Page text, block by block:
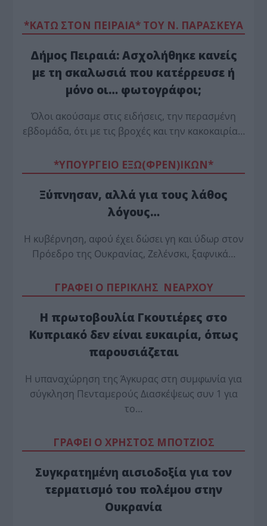
*ΚΑΤΩ ΣΤΟΝ ΠΕΙΡΑΙΑ* ΤΟΥ Ν. ΠΑΡΑΣΚΕΥΑ
Δήμος Πειραιά: Ασχολήθηκε κανείς
με τη σκαλωσιά που κατέρρευσε ή
μόνο οι… φωτογράφοι;
Όλοι ακούσαμε στις ειδήσεις, την περασμένη
εβδομάδα, ότι με τις βροχές και την κακοκαιρία…
*ΥΠΟΥΡΓΕΙΟ ΕΞΩ(ΦΡΕΝ)ΙΚΩΝ*
Ξύπνησαν, αλλά για τους λάθος
λόγους…
Η κυβέρνηση, αφού έχει δώσει γη και ύδωρ στον
Πρόεδρο της Ουκρανίας, Ζελένσκι, ξαφνικά…
ΓΡΑΦΕΙ Ο ΠΕΡΙΚΛΗΣ ΝΕΑΡΧΟΥ
Η πρωτοβουλία Γκουτιέρες στο
Κυπριακό δεν είναι ευκαιρία, όπως
παρουσιάζεται
Η υπαναχώρηση της Άγκυρας στη συμφωνία για
σύγκληση Πενταμερούς Διασκέψεως συν 1 για
το…
ΓΡΑΦΕΙ Ο ΧΡΗΣΤΟΣ ΜΠΟΤΖΙΟΣ
Συγκρατημένη αισιοδοξία για τον
τερματισμό του πολέμου στην
Ουκρανία